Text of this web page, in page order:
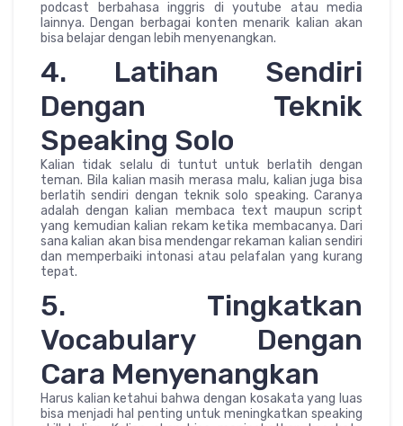
podcast berbahasa inggris di youtube atau media
lainnya. Dengan berbagai konten menarik kalian akan
bisa belajar dengan lebih menyenangkan.
4. Latihan Sendiri
Dengan Teknik
Speaking Solo
Kalian tidak selalu di tuntut untuk berlatih dengan
teman. Bila kalian masih merasa malu, kalian juga bisa
berlatih sendiri dengan teknik solo speaking. Caranya
adalah dengan kalian membaca text maupun script
yang kemudian kalian rekam ketika membacanya. Dari
sana kalian akan bisa mendengar rekaman kalian sendiri
dan memperbaiki intonasi atau pelafalan yang kurang
tepat.
5. Tingkatkan
Vocabulary Dengan
Cara Menyenangkan
Harus kalian ketahui bahwa dengan kosakata yang luas
bisa menjadi hal penting untuk meningkatkan speaking